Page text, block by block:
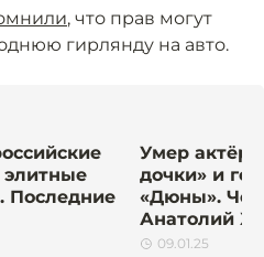
, что прав могут
гирлянду на авто.
элитные
Последние
Умер актёр
дочки» и
«Дюны».
Анатолий
09.01.25